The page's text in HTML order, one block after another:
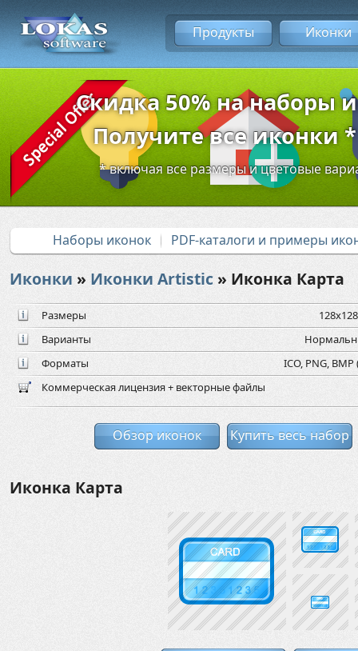
Продукты Иконки
Скидка 50% на наборы
Получите все иконки
* включая все размеры и цветовые
Наборы иконок PDF-каталоги и примеры
Иконки » Иконки Artistic » Иконка Карта
Размеры
Варианты
Форматы
ICO, PNG,
Коммерческая лицензия + векторные файлы
Обзор иконок Купить весь набор
Иконка Карта